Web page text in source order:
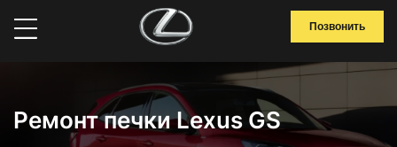
Позвонить
Ремонт печки Lexus GS